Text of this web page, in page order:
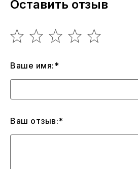
Оставить отзыв
Ваше имя:*
Ваш отзыв:*